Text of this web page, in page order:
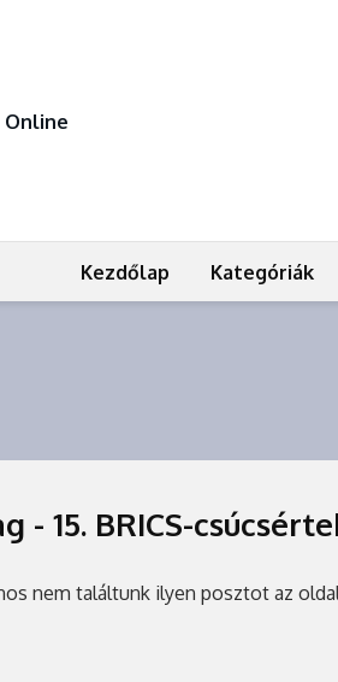
Kezdőlap Kategóriák
- 15. BRICS-
nem találtunk ilyen posztot az